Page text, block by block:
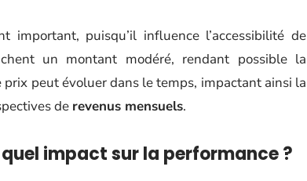
important, puisqu’il influence l’accessibilité de
un montant modéré, rendant possible la
prix peut évoluer dans le temps, impactant ainsi la
de revenus mensuels.
impact sur la performance ?